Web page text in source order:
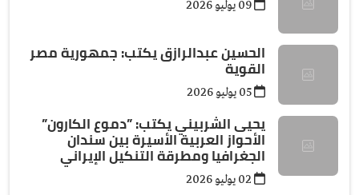
الحسين عبدالرازق يكتب: جمهورية مصر
القوية
يحيى الشربيني يكتب: ”دموع الكارون”
الأحواز العربية الأسيرة بين سندان
الجغرافيا ومطرقة التنكيل الإيراني